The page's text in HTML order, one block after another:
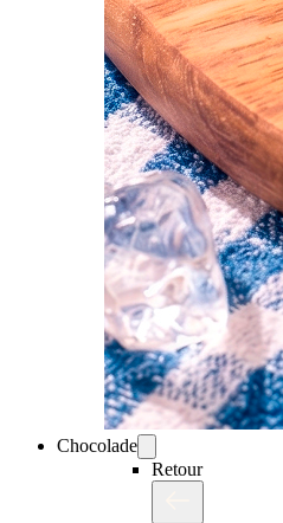
Chocolade
Retour